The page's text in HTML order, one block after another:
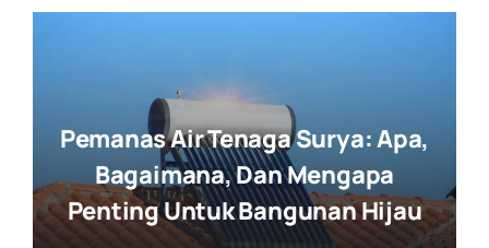
Pemanas Air Tenaga Surya: Apa,
Bagaimana, Dan Mengapa
Penting Untuk Bangunan Hijau